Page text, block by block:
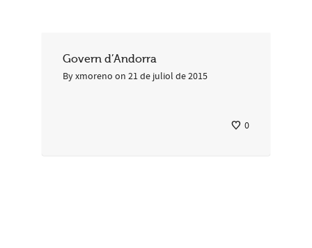
Govern d’Andorra
Byxmoreno on 21 de juliol de 2015
0